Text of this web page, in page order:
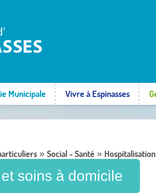
Municipale Vivre à Espinasses
» Social - Santé »
soins à domicile